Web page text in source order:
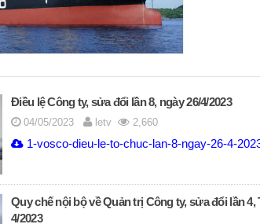
Điều lệ Công ty, sửa đổi lần 8, ngày 26/4/2023
04/05/2023 letv 2,660
1-vosco-dieu-le-to-chuc-lan-8-ngay-26-4-
Quy chế nội bộ về Quản trị Công ty, sửa đổi lần 4,
4/2023